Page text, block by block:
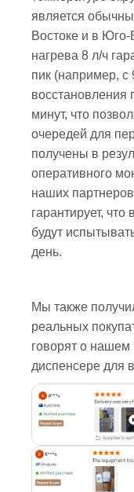
является
Востоке и в
нагрева 8 л/ч
пик (например,
восстановления
минут, что
очередей для
получены в
оперативного
наших
гарантирует,
будут
день.
Мы также
реальных
говорят о
диспенсере для